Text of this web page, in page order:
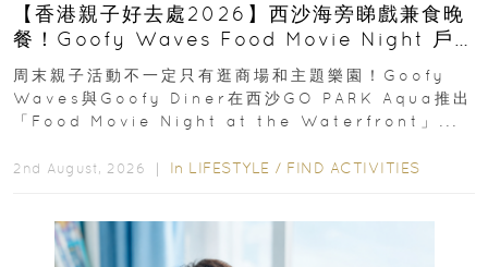
【香港親子好去處2026】西沙海旁睇戲兼食晚
餐！Goofy Waves Food Movie Night 戶
外影院逢週末登場
周末親子活動不一定只有逛商場和主題樂園！Goofy
Waves與Goofy Diner在西沙GO PARK Aqua推出
「Food Movie Night at the Waterfront」...
2nd August, 2026 ｜ In LIFESTYLE / FIND ACTIVITIES